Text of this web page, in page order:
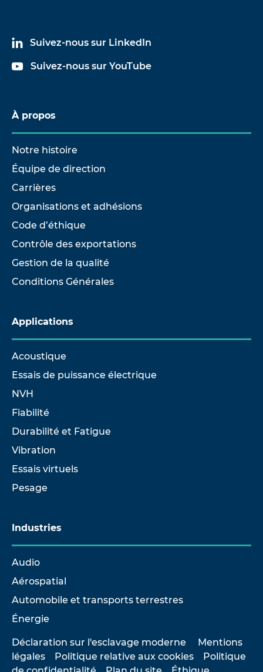
Suivez-nous sur LinkedIn
Suivez-nous sur YouTube
À propos
Notre histoire
Équipe de direction
Carrières
Organisations et adhésions
Code d’éthique
Contrôle des exportations
Gestion de la qualité
Conditions Générales
Applications
Acoustique
Essais de puissance électrique
NVH
Fiabilité
Durabilité et Fatigue
Vibration
Essais virtuels
Pesage
Industries
Audio
Aérospatial
Automobile et transports terrestres
Énergie
Déclaration sur l'esclavage moderne
Mentions
légales
Politique relative aux cookies
Politique